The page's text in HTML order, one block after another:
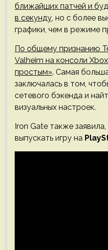
ближайших патчей и
в секунду , но с более
графики, чем в режиме
По общему признанию
Valheim на консоли
простым». Самая
заключалась в том,
сетевого бэкенда и
визуальных настроек.
Iron Gate также
выпускать игру на